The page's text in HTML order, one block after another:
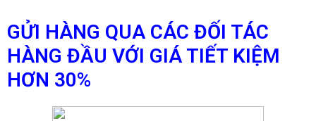
GỬI HÀNG QUA CÁC ĐỐI TÁC
HÀNG ĐẦU VỚI GIÁ TIẾT KIỆM
HƠN 30%